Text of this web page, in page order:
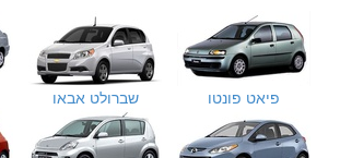
פיאט פונטו שברולט אבאו